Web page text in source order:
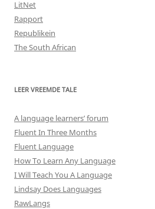
LitNet
Rapport
Republikein
The South African
LEER VREEMDE TALE
A language learners’ forum
Fluent In Three Months
Fluent Language
How To Learn Any Language
I Will Teach You A Language
Lindsay Does Languages
RawLangs